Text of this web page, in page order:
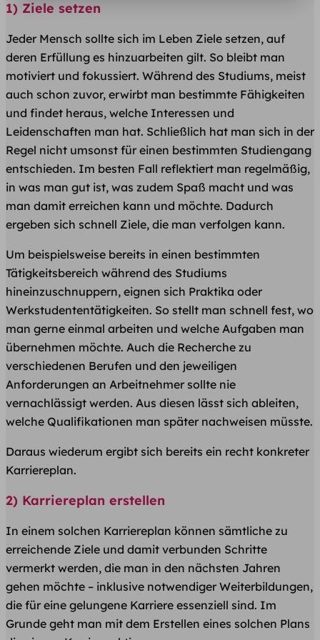
1) Ziele setzen
Jeder Mensch sollte sich im Leben Ziele setzen, auf
deren Erfüllung es hinzuarbeiten gilt. So bleibt man
motiviert und fokussiert. Während des Studiums, meist
auch schon zuvor, erwirbt man bestimmte Fähigkeiten
und findet heraus, welche Interessen und
Leidenschaften man hat. Schließlich hat man sich in der
Regel nicht umsonst für einen bestimmten Studiengang
entschieden. Im besten Fall reflektiert man regelmäßig,
in was man gut ist, was zudem Spaß macht und was
man damit erreichen kann und möchte. Dadurch
ergeben sich schnell Ziele, die man verfolgen kann.
Um beispielsweise bereits in einen bestimmten
Tätigkeitsbereich während des Studiums
hineinzuschnuppern, eignen sich Praktika oder
Werkstudententätigkeiten. So stellt man schnell fest, wo
man gerne einmal arbeiten und welche Aufgaben man
übernehmen möchte. Auch die Recherche zu
verschiedenen Berufen und den jeweiligen
Anforderungen an Arbeitnehmer sollte nie
vernachlässigt werden. Aus diesen lässt sich ableiten,
welche Qualifikationen man später nachweisen müsste.
Daraus wiederum ergibt sich bereits ein recht konkreter
Karriereplan.
2) Karriereplan erstellen
In einem solchen Karriereplan können sämtliche zu
erreichende Ziele und damit verbunden Schritte
vermerkt werden, die man in den nächsten Jahren
gehen möchte – inklusive notwendiger Weiterbildungen,
die für eine gelungene Karriere essenziell sind. Im
Grunde geht man mit dem Erstellen eines solchen Plans